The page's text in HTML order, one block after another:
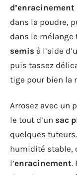
d’enracinement
dans la poudre,
dans le mélange
semis à l’aide
puis tassez
tige pour bien la
Arrosez avec un
le tout d’un sac
quelques
humidité stable,
l’enracinement.